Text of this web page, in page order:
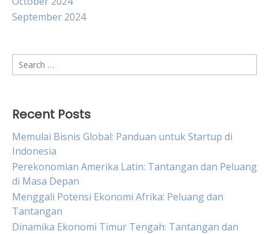
September 2024
Search
for:
Recent Posts
Memulai Bisnis Global: Panduan untuk Startup di
Indonesia
Perekonomian Amerika Latin: Tantangan dan Peluang
di Masa Depan
Menggali Potensi Ekonomi Afrika: Peluang dan
Tantangan
Dinamika Ekonomi Timur Tengah: Tantangan dan